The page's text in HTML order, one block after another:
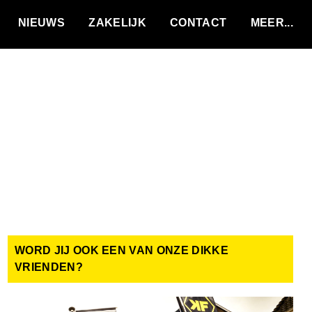
NIEUWS ZAKELIJK CONTACT
WORD JIJ OOK EEN VAN ONZE DIKKE
VRIENDEN?